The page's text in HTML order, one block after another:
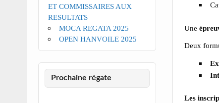
Une
Deux
Les
ET COMMISSAIRES AUX
RESULTATS
MOCA REGATA 2025
OPEN HANVOILE 2025
Prochaine régate